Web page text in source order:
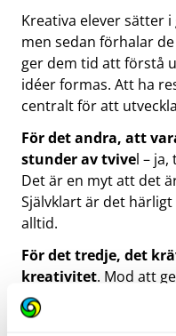
Kreativa elever sätter
men sedan förhalar
ger dem tid att förstå
idéer formas. Att ha
centralt för att
För det andra, att
stunder av tvivel –
Det är en myt att det
Självklart är det
alltid.
För det tredje, det
kreativitet. Mod att
just vad man gör när
Känslokasten man